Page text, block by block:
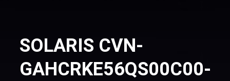
SOLARIS CVN-
GAHCRKE56QS00C00-